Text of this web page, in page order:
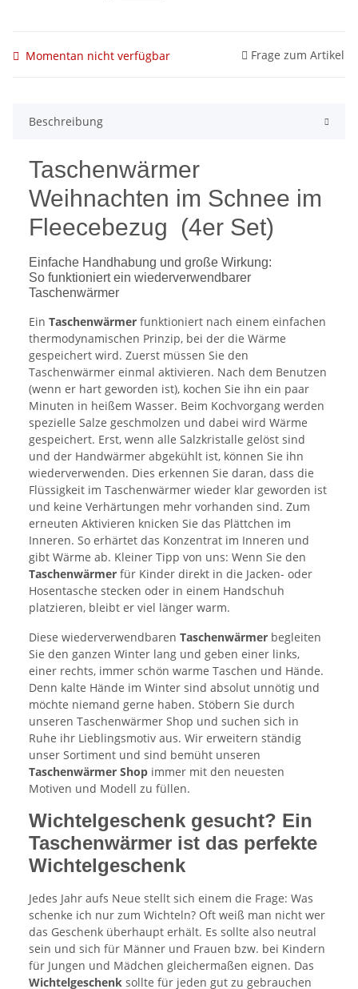
Momentan nicht verfügbar Frage zum Artikel
Beschreibung
Taschenwärmer
Weihnachten im Schnee im
Fleecebezug (4er Set)
Einfache Handhabung und große Wirkung:
So funktioniert ein wiederverwendbarer
Taschenwärmer
Ein Taschenwärmer funktioniert nach einem einfachen
thermodynamischen Prinzip, bei der die Wärme
gespeichert wird. Zuerst müssen Sie den
Taschenwärmer einmal aktivieren. Nach dem Benutzen
(wenn er hart geworden ist), kochen Sie ihn ein paar
Minuten in heißem Wasser. Beim Kochvorgang werden
spezielle Salze geschmolzen und dabei wird Wärme
gespeichert. Erst, wenn alle Salzkristalle gelöst sind
und der Handwärmer abgekühlt ist, können Sie ihn
wiederverwenden. Dies erkennen Sie daran, dass die
Flüssigkeit im Taschenwärmer wieder klar geworden ist
und keine Verhärtungen mehr vorhanden sind. Zum
erneuten Aktivieren knicken Sie das Plättchen im
Inneren. So erhärtet das Konzentrat im Inneren und
gibt Wärme ab. Kleiner Tipp von uns: Wenn Sie den
Taschenwärmer für Kinder direkt in die Jacken- oder
Hosentasche stecken oder in einem Handschuh
platzieren, bleibt er viel länger warm.
Diese wiederverwendbaren Taschenwärmer begleiten
Sie den ganzen Winter lang und geben einer links,
einer rechts, immer schön warme Taschen und Hände.
Denn kalte Hände im Winter sind absolut unnötig und
möchte niemand gerne haben. Stöbern Sie durch
unseren Taschenwärmer Shop und suchen sich in
Ruhe ihr Lieblingsmotiv aus. Wir erweitern ständig
unser Sortiment und sind bemüht unseren
Taschenwärmer Shop immer mit den neuesten
Motiven und Modell zu füllen.
Wichtelgeschenk gesucht? Ein
Taschenwärmer ist das perfekte
Wichtelgeschenk
Jedes Jahr aufs Neue stellt sich einem die Frage: Was
schenke ich nur zum Wichteln? Oft weiß man nicht wer
das Geschenk überhaupt erhält. Es sollte also neutral
sein und sich für Männer und Frauen bzw. bei Kindern
für Jungen und Mädchen gleichermaßen eignen. Das
Wichtelgeschenk sollte für jeden gut zu gebrauchen